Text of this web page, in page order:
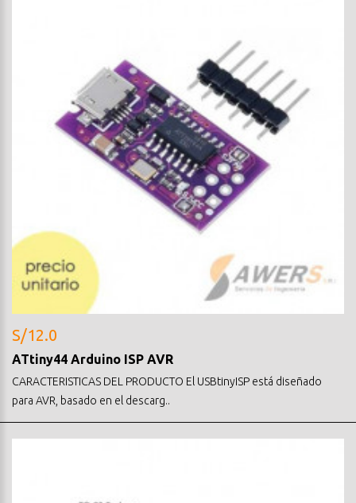
S/12.0
ATtiny44 Arduino ISP AVR
CARACTERISTICAS DEL PRODUCTO El USBtinyISP está diseñado
para AVR, basado en el descarg..